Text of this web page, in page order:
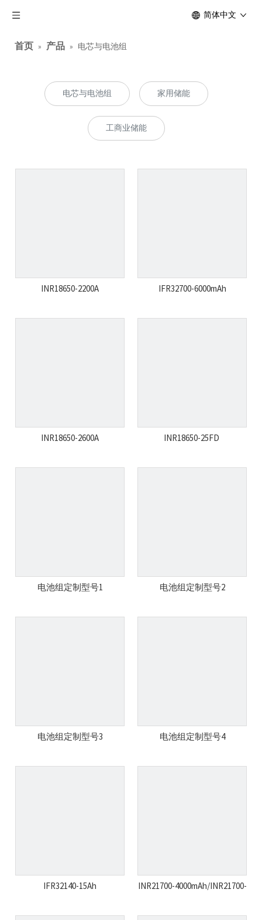
简体中文
首页 » 产品 » 电芯与电池组
电芯与电池组 家用储能
工商业储能
INR18650-2200A IFR32700-6000mAh
INR18650-2600A INR18650-25FD
电池组定制型号1 电池组定制型号2
电池组定制型号3 电池组定制型号4
IFR32140-15Ah
INR21700-4000mAh/INR21700-